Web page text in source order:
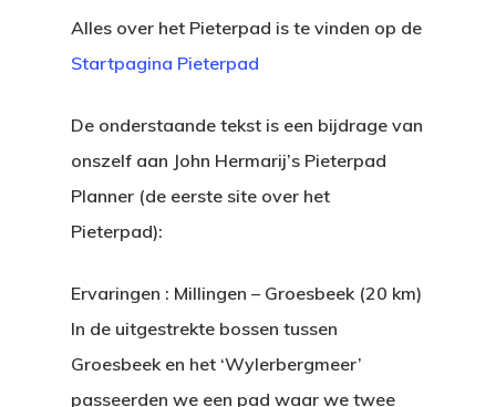
Alles over het Pieterpad is te vinden op de
Startpagina Pieterpad
De onderstaande tekst is een bijdrage van
onszelf aan John Hermarij’s Pieterpad
Planner (de eerste site over het
Pieterpad):
Ervaringen : Millingen – Groesbeek (20 km)
In de uitgestrekte bossen tussen
Groesbeek en het ‘Wylerbergmeer’
passeerden we een pad waar we twee